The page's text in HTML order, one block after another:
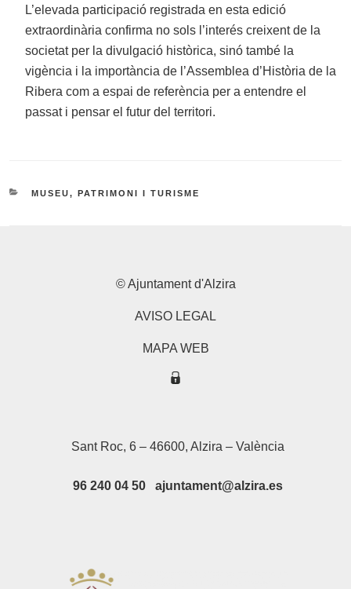
L’elevada participació registrada en esta edició
extraordinària confirma no sols l’interés creixent de la
societat per la divulgació històrica, sinó també la
vigència i la importància de l’Assemblea d’Història de la
Ribera com a espai de referència per a entendre el
passat i pensar el futur del territori.
CATEGORIES
MUSEU, PATRIMONI I TURISME
© Ajuntament d'Alzira
AVISO LEGAL
MAPA WEB
Sant Roc, 6 – 46600, Alzira – València
96 240 04 50 ajuntament@alzira.es